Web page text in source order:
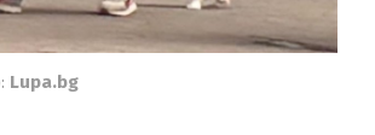
Lupa.bg